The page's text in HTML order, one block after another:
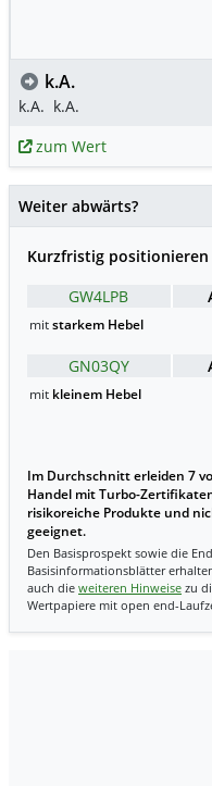
k.A.
k.A. k.A.
zum Wert
Weiter abwärts?
Kurzfristig positionieren
GW4LPB
mitstarkem Hebel
GN03QY
mit kleinem Hebel
Im Durchschnitt erleiden 7
Handel mit Turbo-
risikoreiche Produkte und
geeignet.
Den Basisprospekt sowie die
Basisinformationsblätter
auch die weiteren Hinweise zu
Wertpapiere mit open end-